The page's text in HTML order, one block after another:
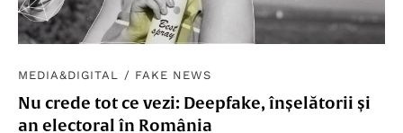
MEDIA&DIGITAL / FAKE NEWS
Nu crede tot ce vezi: Deepfake, înșelătorii și
an electoral în România